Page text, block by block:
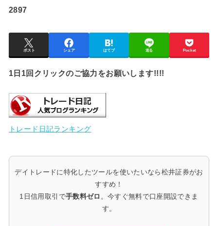
2897
ポスト シェア はてブ 送る Pocket
1日1回クリックのご協力をお願いします!!!!
トレード日記ランキング
デイトレードに特化したツールを使いたいなら松井証券がお
すすめ！
1日信用取引で手数料ゼロ 。今すぐ無料で口座開設できま
す。